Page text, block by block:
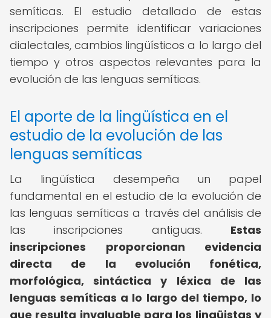
semíticas. El estudio detallado de estas
inscripciones permite identificar variaciones
dialectales, cambios lingüísticos a lo largo del
tiempo y otros aspectos relevantes para la
evolución de las lenguas semíticas.
El aporte de la lingüística en el
estudio de la evolución de las
lenguas semíticas
La lingüística desempeña un papel
fundamental en el estudio de la evolución de
las lenguas semíticas a través del análisis de
las inscripciones antiguas. Estas
inscripciones proporcionan evidencia
directa de la evolución fonética,
morfológica, sintáctica y léxica de las
lenguas semíticas a lo largo del tiempo, lo
que resulta invaluable para los lingüistas y